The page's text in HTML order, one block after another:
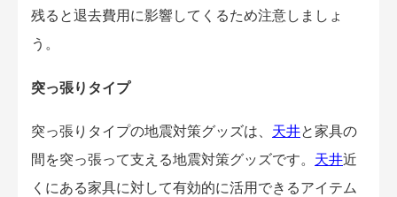
残ると退去費用に影響してくるため注意しましょ
う。
突っ張りタイプ
突っ張りタイプの地震対策グッズは、 天井と家具の
間を突っ張って支える地震対策グッズです。 天井近
くにある家具に対して有効的に活用できるアイテム